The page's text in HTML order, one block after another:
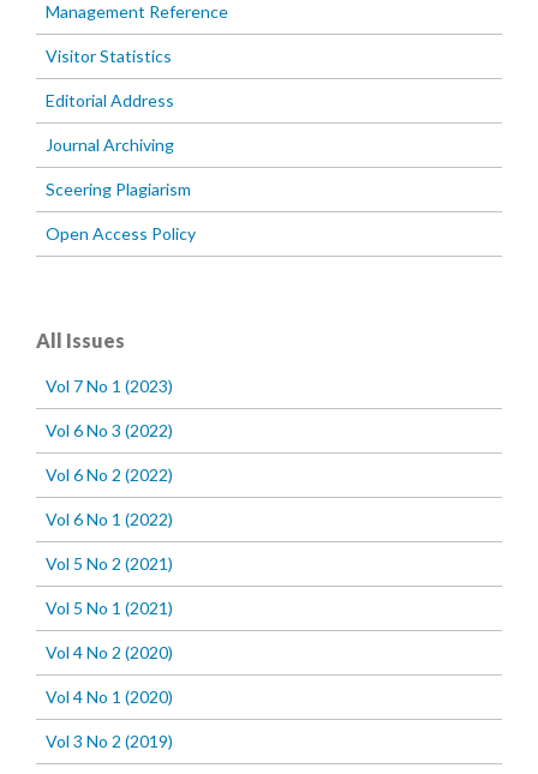
Management Reference
Visitor Statistics
Editorial Address
Journal Archiving
Sceering Plagiarism
Open Access Policy
All Issues
Vol 7 No 1 (2023)
Vol 6 No 3 (2022)
Vol 6 No 2 (2022)
Vol 6 No 1 (2022)
Vol 5 No 2 (2021)
Vol 5 No 1 (2021)
Vol 4 No 2 (2020)
Vol 4 No 1 (2020)
Vol 3 No 2 (2019)